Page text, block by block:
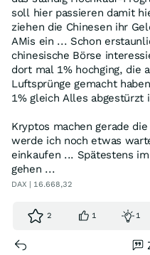
soll hier passieren damit
ziehen die Chinesen ihr
AMis ein ... Schon
chinesische Börse
dort mal 1% hochging, die
Luftsprünge gemacht
1% gleich Alles abgestürzt
Kryptos machen gerade
werde ich noch etwas
einkaufen ... Spätestens
gehen ...
DAX | 16.668,32
2 1 1